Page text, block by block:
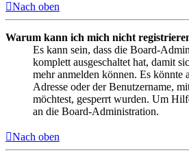
Nach oben
Warum kann ich mich nicht
Es kann sein, dass die Board-
komplett ausgeschaltet hat, damit
mehr anmelden können. Es könnte
Adresse oder der Benutzername,
möchtest, gesperrt wurden. Um
an die Board-Administration.
Nach oben